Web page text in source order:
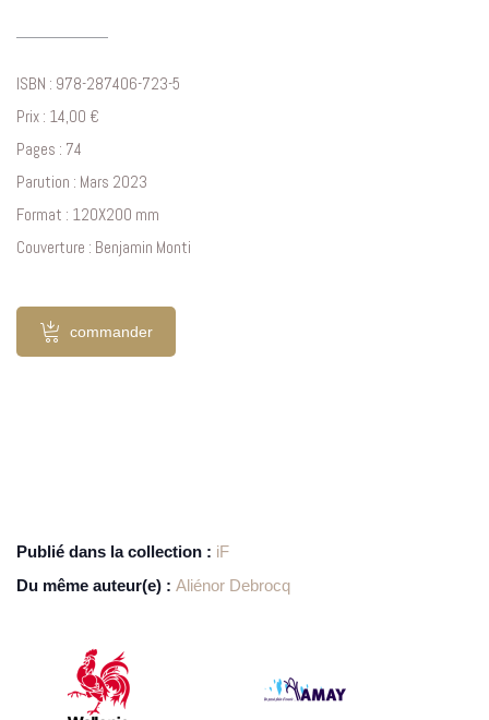
ISBN : 978-287406-723-5
Prix : 14,00 €
Pages : 74
Parution : Mars 2023
Format : 120X200 mm
Couverture : Benjamin Monti
commander
Publié dans la collection : iF
Du même auteur(e) : Aliénor Debrocq